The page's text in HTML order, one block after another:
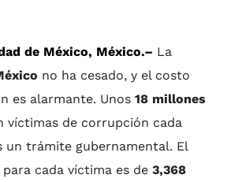
de México, México.– La
no ha cesado, y el costo
es alarmante. Unos 18 millones
víctimas de corrupción cada
un trámite gubernamental. El
cada víctima es de 3,368